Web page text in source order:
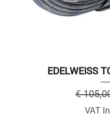
EDELWEISS
€
VAT